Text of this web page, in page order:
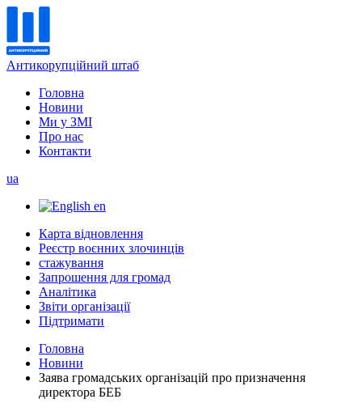
Антикорупційний штаб
Головна
Новини
Ми у ЗМІ
Про нас
Контакти
ua
en
Карта відновлення
Реєстр воєнних злочинців
стажування
Запрошення для громад
Аналітика
Звіти організації
Підтримати
Головна
Новини
Заява громадських організацій про призначення
директора БЕБ